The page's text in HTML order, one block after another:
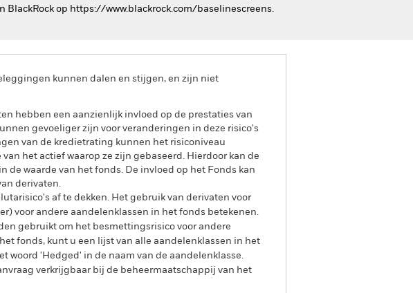
BlackRock op https://www.blackrock.com/baselinescreens.
kunnen dalen en stijgen, en zijn niet
hebben een aanzienlijk invloed op de prestaties van
gevoeliger zijn voor veranderingen in deze risico's
van de kredietrating kunnen het risiconiveau
het actief waarop ze zijn gebaseerd. Hierdoor kan de
waarde van het fonds. De invloed op het Fonds kan
derivaten.
af te dekken. Het gebruik van derivaten voor
voor andere aandelenklassen in het fonds betekenen.
gebruikt om het besmettingsrisico voor andere
fonds, kunt u een lijst van alle aandelenklassen in het
woord 'Hedged' in de naam van de aandelenklasse.
verkrijgbaar bij de beheermaatschappij van het